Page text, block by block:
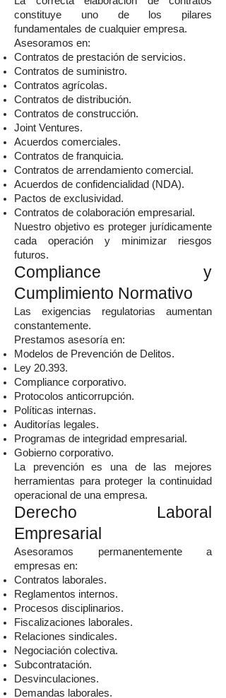
constituye uno de los pilares
fundamentales de cualquier empresa.
Asesoramos en:
Contratos de prestación de servicios.
Contratos de suministro.
Contratos agrícolas.
Contratos de distribución.
Contratos de construcción.
Joint Ventures.
Acuerdos comerciales.
Contratos de franquicia.
Contratos de arrendamiento comercial.
Acuerdos de confidencialidad (NDA).
Pactos de exclusividad.
Contratos de colaboración empresarial.
Nuestro objetivo es proteger jurídicamente
cada operación y minimizar riesgos
futuros.
Compliance y
Cumplimiento Normativo
Las exigencias regulatorias aumentan
constantemente.
Prestamos asesoría en:
Modelos de Prevención de Delitos.
Ley 20.393.
Compliance corporativo.
Protocolos anticorrupción.
Políticas internas.
Auditorías legales.
Programas de integridad empresarial.
Gobierno corporativo.
La prevención es una de las mejores
herramientas para proteger la continuidad
operacional de una empresa.
Derecho Laboral
Empresarial
Asesoramos permanentemente a
empresas en:
Contratos laborales.
Reglamentos internos.
Procesos disciplinarios.
Fiscalizaciones laborales.
Relaciones sindicales.
Negociación colectiva.
Subcontratación.
Desvinculaciones.
Demandas laborales.